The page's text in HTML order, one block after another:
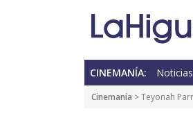
CINEMANÍA:
Cinemanía > Teyonah